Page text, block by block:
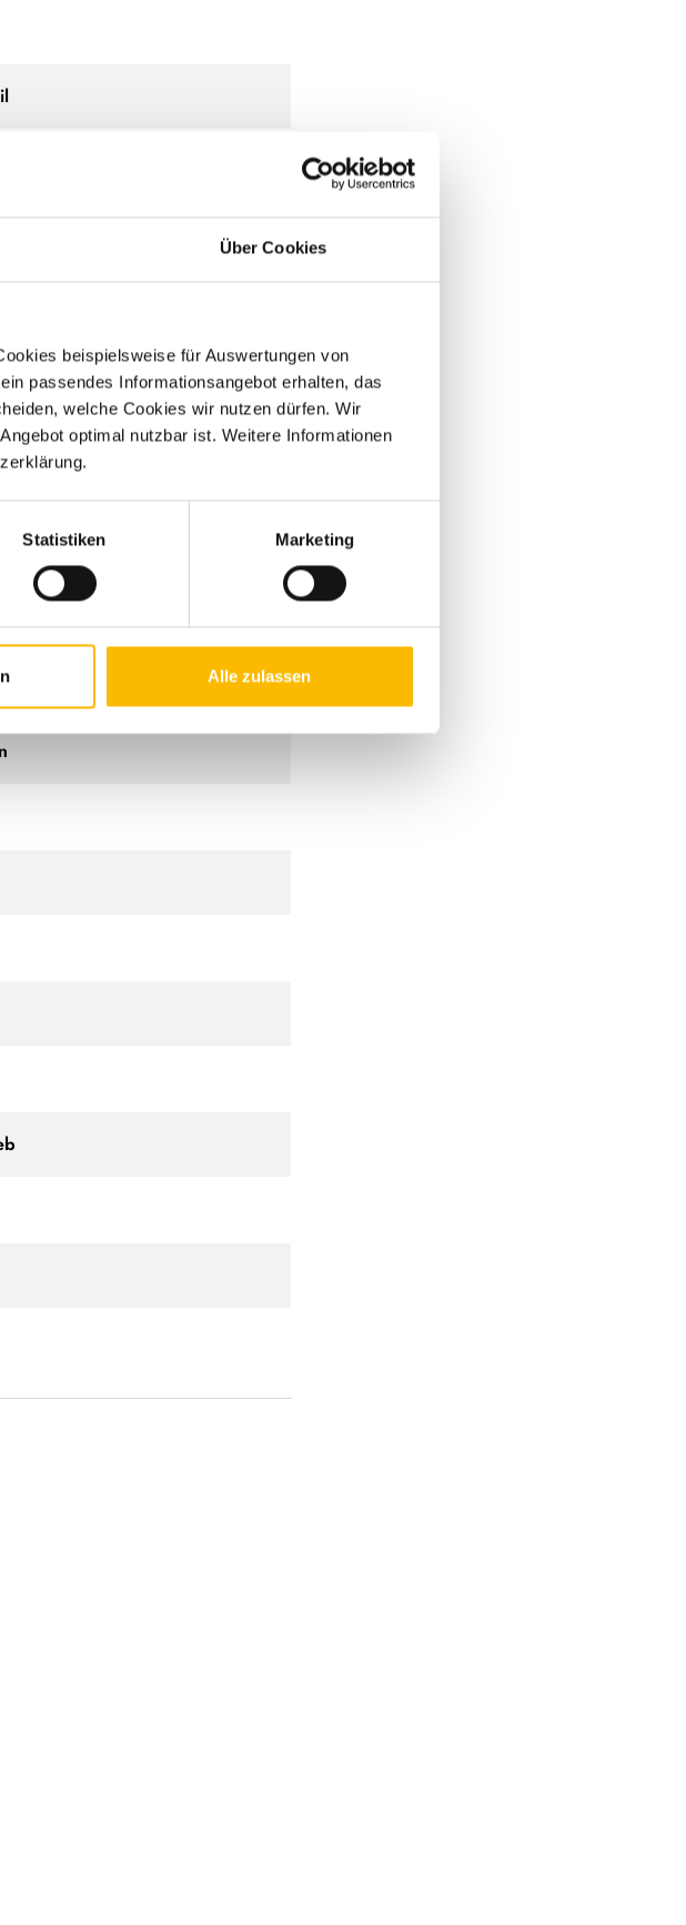
Über Cookies
beispielsweise für Auswertungen von
passendes Informationsangebot erhalten, das
welche Cookies wir nutzen dürfen. Wir
optimal nutzbar ist. Weitere Informationen
Statistiken Marketing
Alle zulassen